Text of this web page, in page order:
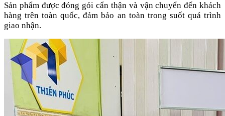
Sản phẩm được đóng gói cẩn thận và vận chuyển đến khách
hàng trên toàn quốc, đảm bảo an toàn trong suốt quá trình
giao nhận.